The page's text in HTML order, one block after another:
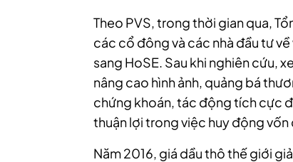
Theo PVS, trong thời gian qua,
các cổ đông và các nhà đầu tư
sang HoSE. Sau khi nghiên cứu,
nâng cao hình ảnh, quảng bá
chứng khoán, tác động tích cực
thuận lợi trong việc huy động
Năm 2016, giá dầu thô thế giới